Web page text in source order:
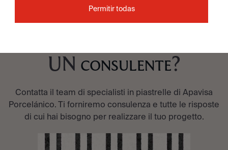
UN CONSULENTE?
Contatta il team di specialisti in piastrelle di Apavisa
Porcelánico. Ti forniremo consulenza e tutte le risposte
di cui hai bisogno per realizzare il tuo progetto.
Permitir todas